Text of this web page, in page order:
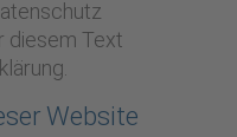
diesem Text
Website